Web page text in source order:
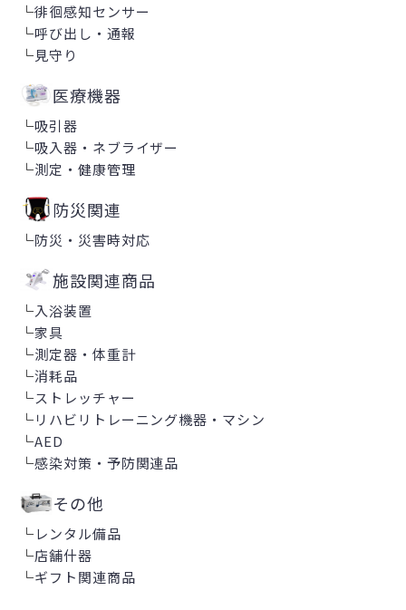
└徘徊感知センサー
└呼び出し・通報
└見守り
医療機器
└吸引器
└吸入器・ネブライザー
└測定・健康管理
防災関連
└防災・災害時対応
施設関連商品
└入浴装置
└家具
└測定器・体重計
└消耗品
└ストレッチャー
└リハビリトレーニング機器・マシン
└AED
└感染対策・予防関連品
その他
└レンタル備品
└店舗什器
└ギフト関連商品